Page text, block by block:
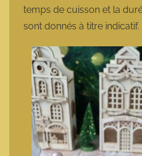
temps de cuisson et la
sont donnés à titre indicatif.